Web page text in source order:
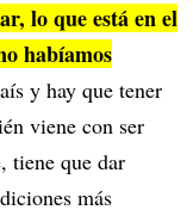
lo que está en el
habíamos
y hay que tener
viene con ser
tiene que dar
más